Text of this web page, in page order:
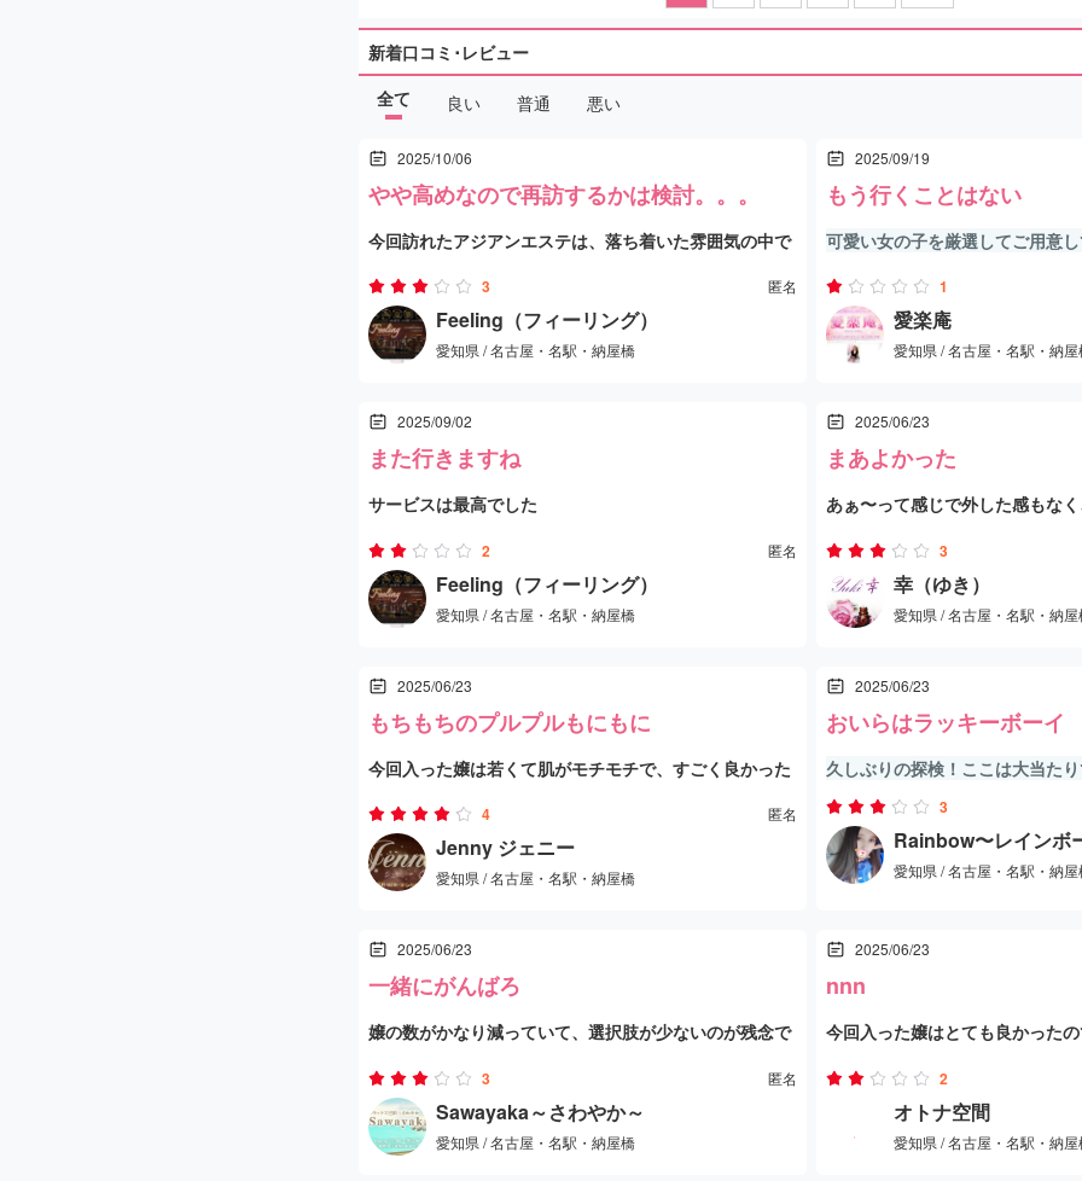
新着口コミ･レビュー
全て
良い 普通 悪い
2025/10/06
やや高めなので再訪するかは検討。。。
今回訪れたアジアンエステは、落ち着いた雰囲気の中で
リラックスできる空間でした。
コースは50分で料金は12,000円とやや高めですが、その
れました。
担当してくれたセラピストは20代前半くらいで、色白で
スリム、そして長身の美人系。第一印象からとても清潔
感があり、笑顔も素敵で丁寧な対応でした。
マッサージは力加減が絶妙で、リラクゼーション目的と
しても十分通用するレベル。
ようです。
過激なサービスを求める雰囲気ではありませんが、セラ
ピストと良い関係を築けば、少し特別な対応をしてもら
える可能性もあるかもしれません。
全体として、アジアンエステの中でも接客や施術の質が
高く、落ち着いた雰囲気を楽しみたい人にはおすすめで
るアジアンエステ体験でした。
3 匿名
Feeling（フィーリング）
愛知県 / 名古屋・名駅・納屋橋
2025/09/19
もう行くことはない
可愛い女の子を厳選してご用意
も満足できません！
1
愛楽庵
愛知県 / 名古屋・名駅・納屋
2025/09/02
また行きますね
サービスは最高でした
可愛かったのでまた行こうかと思います
2 匿名
Feeling（フィーリング）
愛知県 / 名古屋・名駅・納屋橋
2025/06/23
まあよかった
あぁ〜って感じで外した感もな
んでした。全体的にリラックス
3
幸（ゆき）
愛知県 / 名古屋・名駅・納屋
2025/06/23
もちもちのプルプルもにもに
今回入った嬢は若くて肌がモチモチで、すごく良かった
です♪ ただ、技術はお姉さん方に比べるともう少し改善
が必要かなと感じました。でも、全体的には楽しい時間
を過ごせましたし、次回はさらに上達していることを期
4 匿名
Jenny ジェニー
愛知県 / 名古屋・名駅・納屋橋
2025/06/23
おいらはラッキーボーイ
久しぶりの探検！ここは大当た
3
Rainbow〜レインボ
愛知県 / 名古屋・名駅・納屋
2025/06/23
一緒にがんばろ
嬢の数がかなり減っていて、選択肢が少ないのが残念で
した。
3 匿名
Sawayaka～さわやか～
愛知県 / 名古屋・名駅・納屋橋
2025/06/23
nnn
今回入った嬢はとても良かった
した。スタッフの対応も感じが
クスできましたが、他の部分に
た。全体的には期待していたほ
2
オトナ空間
愛知県 / 名古屋・名駅・納屋